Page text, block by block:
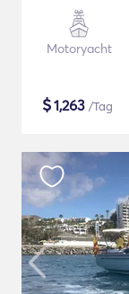
Motoryacht
$1,263 /Tag